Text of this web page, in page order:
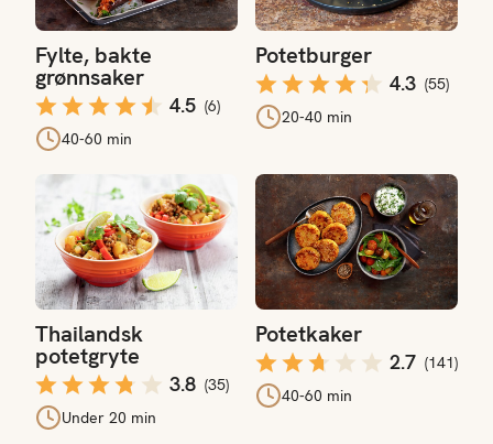
Fylte, bakte
grønnsaker
4.5 (6)
40-60 min
Potetburger
4.3 (55)
20-40 min
Thailandsk
potetgryte
3.8 (35)
Under 20 min
Thailandsk potetgryte
Potetkaker
2.7 (141)
40-60 min
Potetkaker